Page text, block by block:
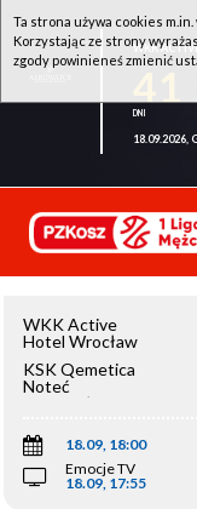
WKK
18.09.2026,
WKK Active
Hotel Wrocław
KSK Qemetica
Noteć
Inowrocław
18.09, 18:00
Emocje TV
18.09, 17:55
Ta strona używa cookies
Korzystając ze strony
zgody powinieneś zmienić